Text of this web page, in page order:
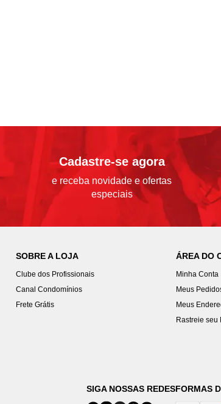
Cadastre-se agora
e receba novidade e ofertas
especiais
SOBRE A LOJA
Clube dos Profissionais
Canal Condomínios
Frete Grátis
ÁREA DO
Minha Conta
Meus
Meus
Rastreie seu
SIGA NOSSAS REDESFORMAS